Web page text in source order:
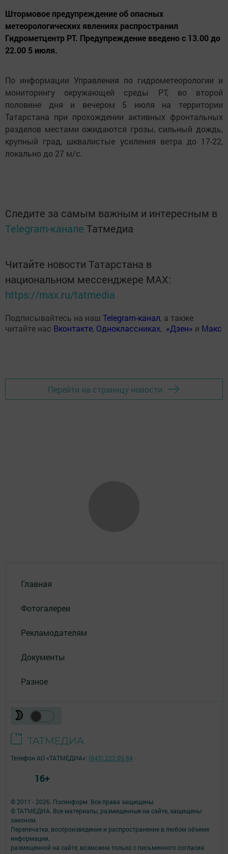
Штормовое предупреждение об опасных
метеорологических явлениях распространил
Гидрометцентр РТ. Предупреждение введено с 13.00 до
22.00 5 июля.
По информации Управления по гидрометеорологии и
мониторингу окружающей среды РТ, во второй
половине дня и вечером 5 июля на территории
Татарстана при прохождении активных фронтальных
разделов местами ожидаются грозы, сильный дождь,
крупный град, шквалистые усиления ветра до 17-22,
локально до 27 м/с.
Следите за самым важным и интересным в
Telegram-канале Татмедиа
Читайте новости Татарстана в
национальном мессенджере MАХ:
https://max.ru/tatmedia
Подписывайтесь на наш Telegram-канал, а также
читайте нас Вконтакте, Одноклассниках, «Дзен» и Макс
Перейти на страницу новости
Главная
Фотогалереи
Рекламодателям
Документы
Разное
© 2011 - 2026. Посинформ. Все права защищены.
© ТАТМЕДИА. Все материалы, размещенные на сайте, защищены
законом.
Перепечатка, воспроизведение и распространение в любом объеме
информации,
размещенной на сайте, возможна только с письменного согласия
Телефон АО «ТАТМЕДИА»: (843) 222 09 84
16+